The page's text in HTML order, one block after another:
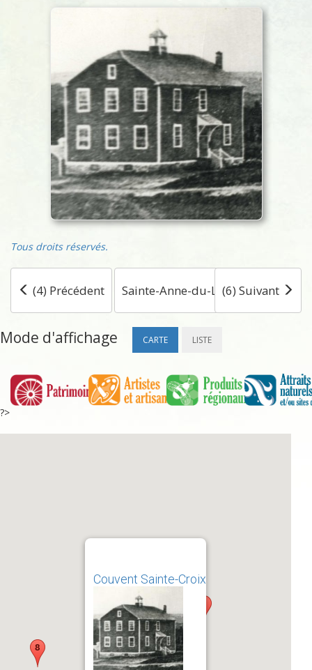
Tous droits réservés.
(4) Précédent Sainte-Anne-du-Lac(6) Suivant
Mode d'affichage CARTE LISTE
?>
Couvent Sainte-Croix